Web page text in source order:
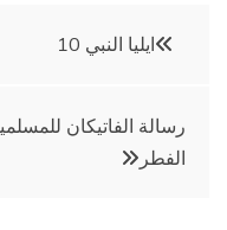
تصفّح
ايليا النبي 10
رسالة الفاتيكان
الفطر